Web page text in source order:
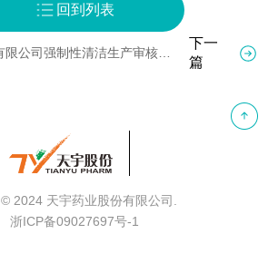
回到列表
下一
篇
© 2024 天宇药业股份有限公司.
浙ICP备09027697号-1